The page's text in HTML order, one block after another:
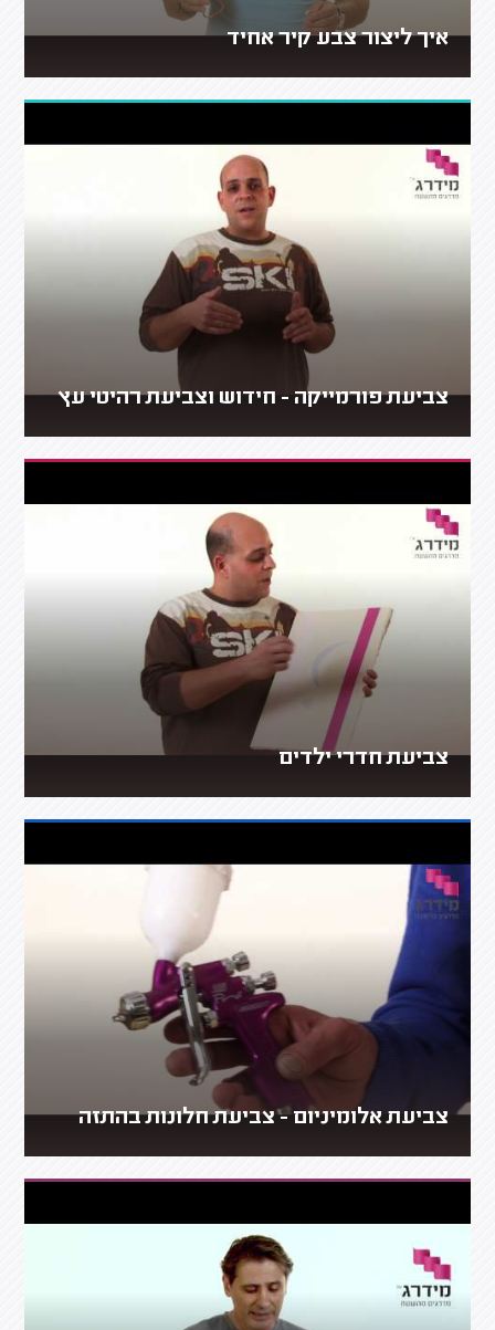
איך ליצור צבע קיר אחיד
צביעת פורמייקה - חידוש וצביעת רהיטי עץ
צביעת חדרי ילדים
צביעת אלומיניום - צביעת חלונות בהתזה